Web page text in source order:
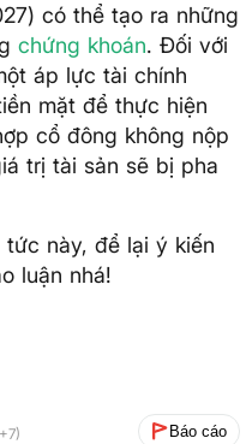
có thể tạo ra những
chứng khoán. Đối với
áp lực tài chính
mặt để thực hiện
cổ đông không nộp
trị tài sản sẽ bị pha
này, để lại ý kiến
luận nhá!
Báo cáo